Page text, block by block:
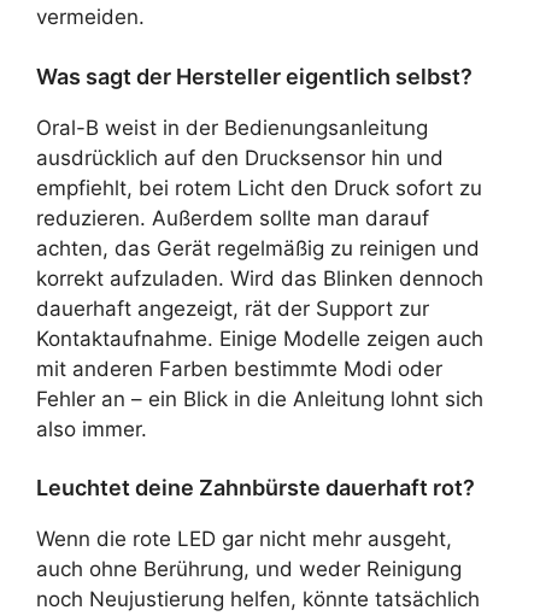
vermeiden.
Was sagt der Hersteller eigentlich selbst?
Oral-B weist in der Bedienungsanleitung
ausdrücklich auf den Drucksensor hin und
empfiehlt, bei rotem Licht den Druck sofort zu
reduzieren. Außerdem sollte man darauf
achten, das Gerät regelmäßig zu reinigen und
korrekt aufzuladen. Wird das Blinken dennoch
dauerhaft angezeigt, rät der Support zur
Kontaktaufnahme. Einige Modelle zeigen auch
mit anderen Farben bestimmte Modi oder
Fehler an – ein Blick in die Anleitung lohnt sich
also immer.
Leuchtet deine Zahnbürste dauerhaft rot?
Wenn die rote LED gar nicht mehr ausgeht,
auch ohne Berührung, und weder Reinigung
noch Neujustierung helfen, könnte tatsächlich